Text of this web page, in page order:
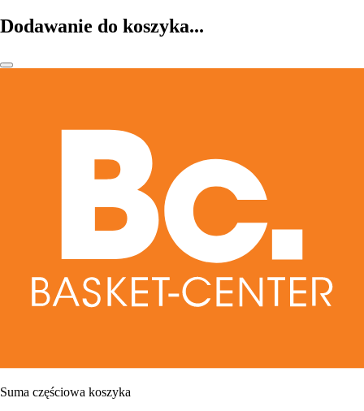
Dodawanie do koszyka...
Suma częściowa koszyka